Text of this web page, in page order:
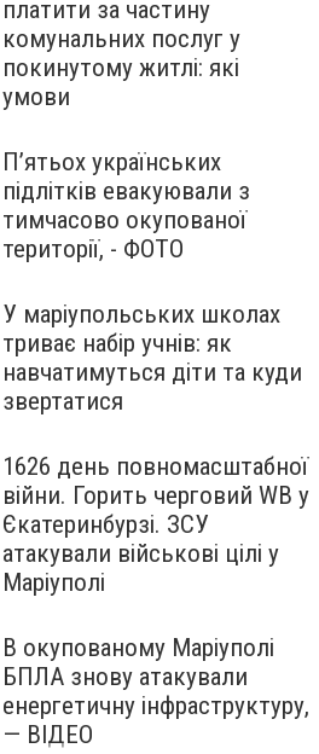
платити за частину
комунальних послуг у
покинутому житлі: які
умови
П’ятьох українських
підлітків евакуювали з
тимчасово окупованої
території, - ФОТО
У маріупольських школах
триває набір учнів: як
навчатимуться діти та куди
звертатися
1626 день повномасштабної
війни. Горить черговий WB у
Єкатеринбурзі. ЗСУ
атакували військові цілі у
Маріуполі
В окупованому Маріуполі
БПЛА знову атакували
енергетичну інфраструктуру,
— ВІДЕО